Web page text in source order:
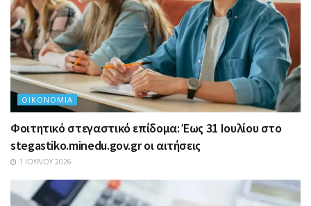
ΟΙΚΟΝΟΜΊΑ
Φοιτητικό στεγαστικό επίδομα: Έως 31 Ιουλίου στο
stegastiko.minedu.gov.gr οι αιτήσεις
1 ΙΟΥΛΊΟΥ 2026